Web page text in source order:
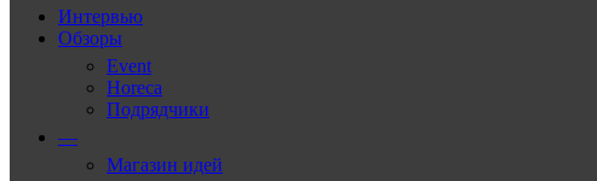
Интервью
Обзоры
Event
Horeca
Подрядчики
—
Магазин идей